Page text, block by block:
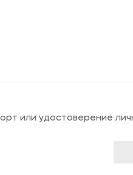
или удостоверение